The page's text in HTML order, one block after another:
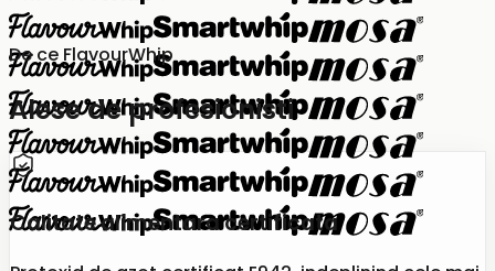
De ce FlavourWhip
Alese de profesionisti
Calitate alimentara certificata